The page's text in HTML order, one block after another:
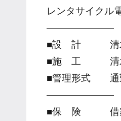
レンタサイクル
―――――――
■設 計 清水
■施 工 清水
■管理形式 通
―――――――
■保 険 借家人